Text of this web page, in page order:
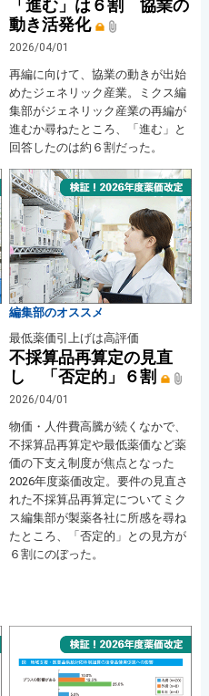
「進む」は６割 協業の
動き活発化
2026/04/01
再編に向けて、協業の動きが出始
めたジェネリック産業。ミクス編
集部がジェネリック産業の再編が
進むか尋ねたところ、「進む」と
回答したのは約６割だった。
編集部のオススメ
最低薬価引上げは高評価
不採算品再算定の見直
し 「否定的」６割
2026/04/01
物価・人件費高騰が続くなかで、
不採算品再算定や最低薬価など薬
価の下支え制度が焦点となった
2026年度薬価改定。要件の見直さ
れた不採算品再算定についてミク
ス編集部が製薬各社に所感を尋ね
たところ、「否定的」との見方が
６割にのぼった。